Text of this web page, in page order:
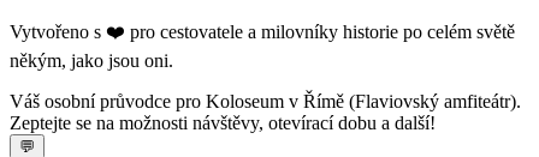
Vytvořeno s ❤️ pro cestovatele a milovníky historie po celém světě
někým, jako jsou oni.
Váš osobní průvodce pro Koloseum v Římě (Flaviovský amfiteátr).
Zeptejte se na možnosti návštěvy, otevírací dobu a další!
💬